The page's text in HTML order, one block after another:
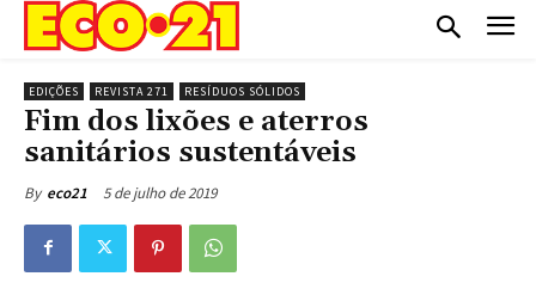
EDIÇÕES REVISTA 271 RESÍDUOS SÓLIDOS
Fim dos lixões e aterros
sanitários sustentáveis
By eco21 5 de julho de 2019